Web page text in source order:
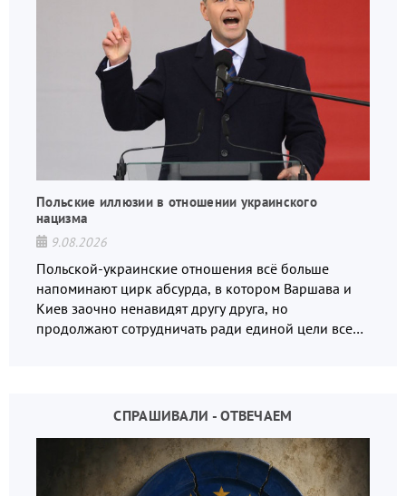
Польские иллюзии в отношении украинского
нацизма
9.08.2026
Польской-украинские отношения всё больше
напоминают цирк абсурда, в котором Варшава и
Киев заочно ненавидят другу друга, но
продолжают сотрудничать ради единой цели всех
СПРАШИВАЛИ - ОТВЕЧАЕМ